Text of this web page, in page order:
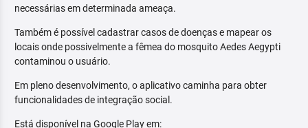
necessárias em determinada ameaça.
Também é possível cadastrar casos de doenças e mapear os
locais onde possivelmente a fêmea do mosquito Aedes Aegypti
contaminou o usuário.
Em pleno desenvolvimento, o aplicativo caminha para obter
funcionalidades de integração social.
Está disponível na Google Play em: